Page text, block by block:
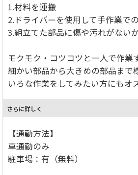
1.材料を運搬
2.ドライバーを使用して手作業で
3.組立てた部品に傷や汚れがない
モクモク・コツコツと一人で作業
細かい部品から大きめの部品まで
いろな作業をしてみたい方にもオ
さらに詳しく
【通勤方法】
車通勤のみ
駐車場：有（無料）